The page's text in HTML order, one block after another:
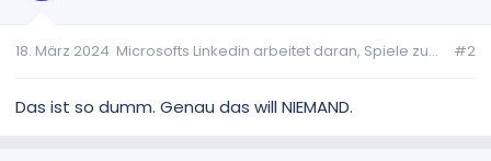
18. März 2024 Microsofts Linkedin arbeitet daran, Spiele zu... #2
Das ist so dumm. Genau das will NIEMAND.